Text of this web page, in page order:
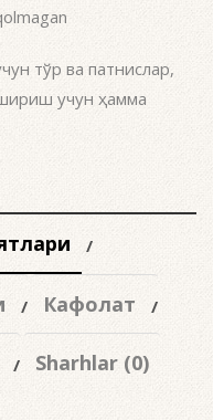
тўр ва патнислар,
учун ҳамма
Кафолат
Sharhlar (0)